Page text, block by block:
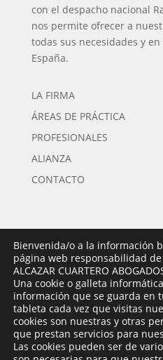
con el despacho nacional
nos permite ofrecer a
todas sus necesidades y
España.
LA FIRMA
ÁREAS DE PRÁCTICA
PROFESIONALES
ALIANZA
CONTACTO
LA FIRMA
ÁREAS DE PRÁCTICA
PROFESIONALES
ALIANZA
CONTACTO
Bienvenida/o a la información
página web responsabilidad
ALCAZAR CUARTERO
Una cookie o galleta
información que se guarda en
tableta cada vez que visitas
cookies son nuestras y otras
que prestan servicios para
Las cookies pueden ser de